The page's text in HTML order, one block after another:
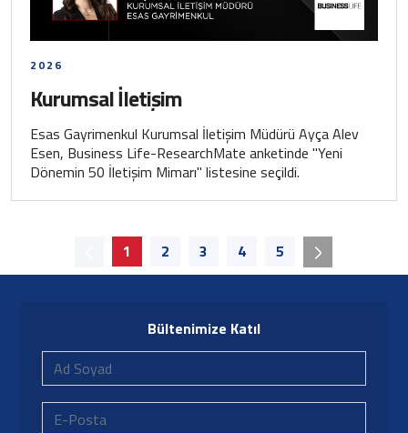
2026
Kurumsal İletişim
Esas Gayrimenkul Kurumsal İletişim Müdürü Ayça Alev
Esen, Business Life-ResearchMate anketinde "Yeni
Dönemin 50 İletişim Mimarı" listesine seçildi.
1 2 3 4 5
Bültenimize Katıl